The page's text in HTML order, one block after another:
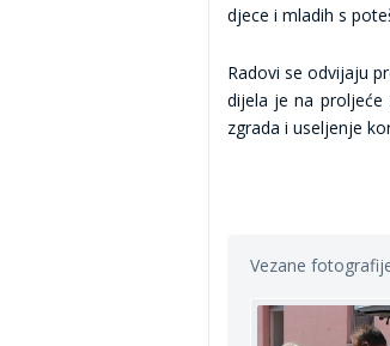
djece i mladih s
Radovi se odvijaju
dijela je na proljeće
zgrada i useljenje
Vezane